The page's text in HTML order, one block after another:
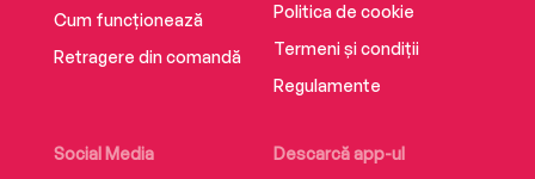
Cum funcționează
Retragere din comandă
Social Media
Descarcă app-ul
Politica de cookie
Termeni și condiții
Regulamente